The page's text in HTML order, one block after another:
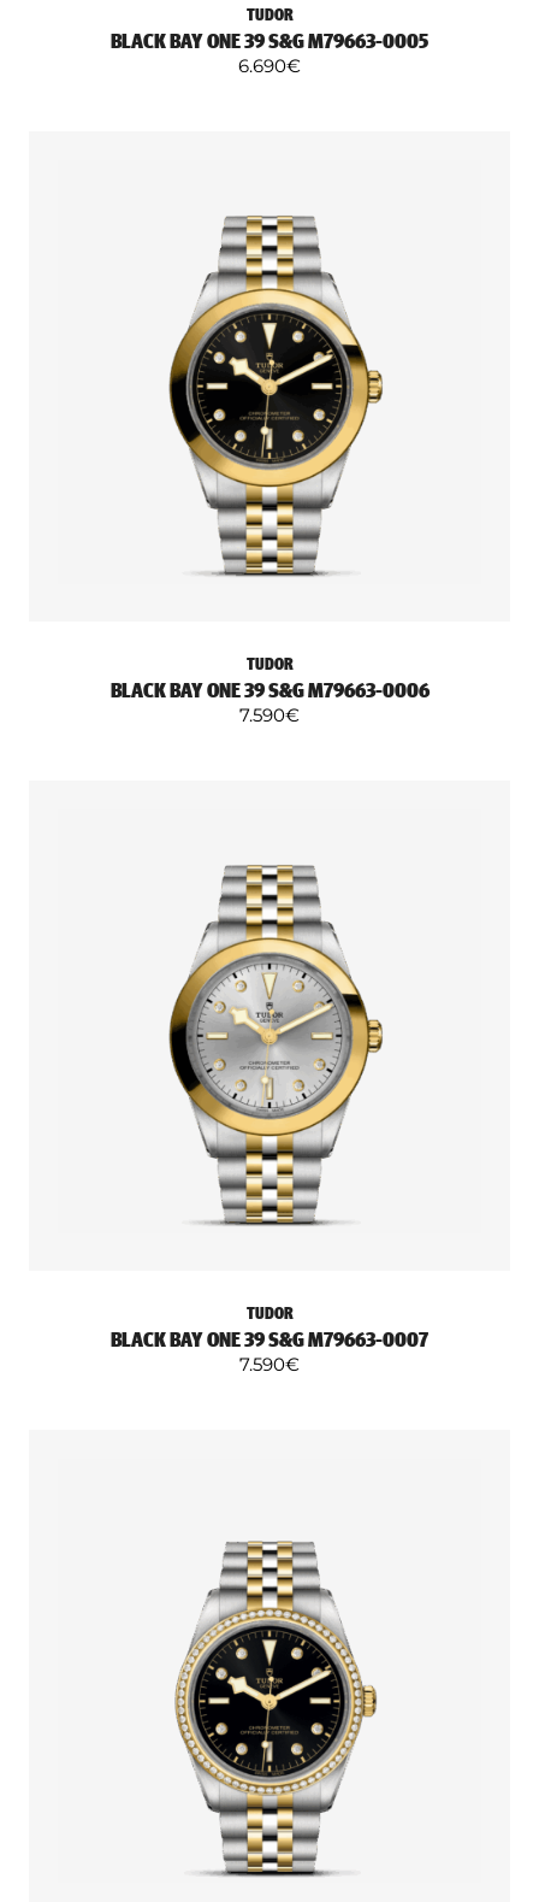
TUDOR
BLACK BAY ONE 39 S&G M79663-0005
6.690€
TUDOR
BLACK BAY ONE 39 S&G M79663-0006
7.590€
TUDOR
BLACK BAY ONE 39 S&G M79663-0007
7.590€